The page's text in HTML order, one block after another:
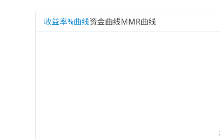
收益率%曲线资金曲线MMR曲线